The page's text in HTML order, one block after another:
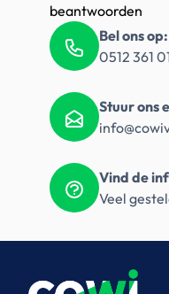
beantwoorden
Bel ons op:
0512 361
Stuur ons
Vind de
Veel